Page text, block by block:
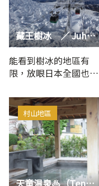
藏王樹冰 ／ Juhyo ／ Snow Monster （Zao’s Juhyo ／ Zao’s …
能看到樹冰的地區有
限，放眼日本全國也極
中，強風使霧冰附著在
樹上，不斷…
天童温泉♨（Tendo Onsen）
村山地區